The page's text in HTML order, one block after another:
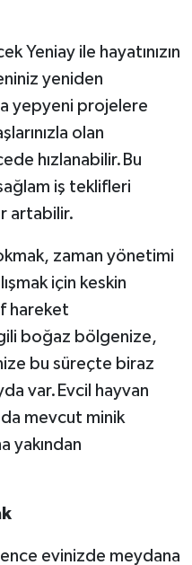
Yeniay ile hayatınızın
yeniden
yepyeni projelere
olan
hızlanabilir.Bu
iş teklifleri
artabilir.
zaman yönetimi
için keskin
hareket
boğaz bölgenize,
bu süreçte biraz
var.Evcil hayvan
mevcut minik
yakından
evinizde meydana